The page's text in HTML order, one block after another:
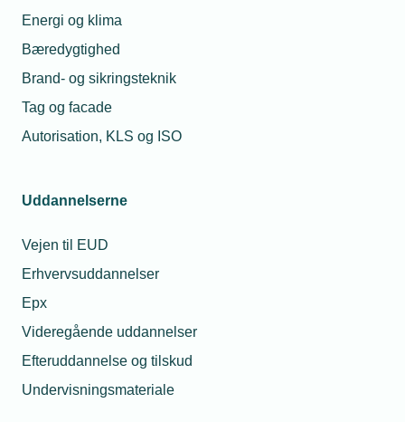
Energi og klima
Bæredygtighed
Brand- og sikringsteknik
Tag og facade
Autorisation, KLS og ISO
Uddannelserne
Vejen til EUD
Erhvervsuddannelser
Epx
Videregående uddannelser
Efteruddannelse og tilskud
Undervisningsmateriale